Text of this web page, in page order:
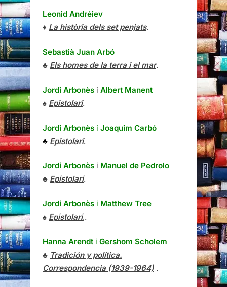
Leonid Andréiev
♦ La història dels set penjats.
Sebastià Juan Arbó
♣ Els homes de la terra i el mar.
Jordi Arbonès i Albert Manent
♠ Epistolari.
Jordi Arbonès i Joaquim Carbó
♣ Epistolari.
Jordi Arbonès i Manuel de Pedrolo
♣ Epistolari.
Jordi Arbonès i Matthew Tree
♠ Epistolari,.
Hanna Arendt i Gershom Scholem
♣ Tradición y política.
Correspondencia (1939-1964) .